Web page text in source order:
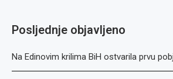
Posljednje objavljeno
Na Edinovim krilima BiH ostvarila prvu